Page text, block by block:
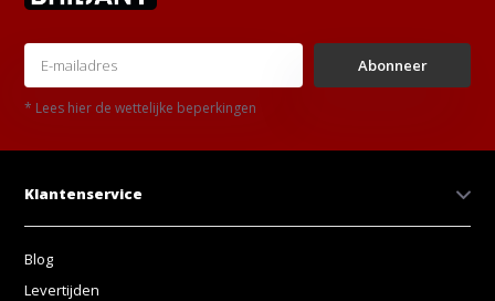
Abonneer
* Lees hier de wettelijke beperkingen
Klantenservice
Blog
Levertijden